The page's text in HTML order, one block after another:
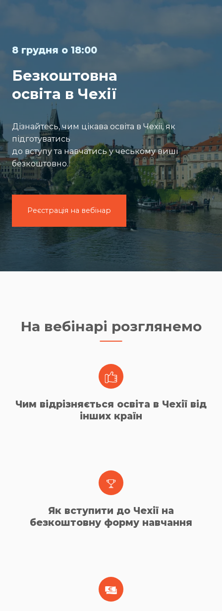
8 грудня о 18:00
Безкоштовна
освіта в Чехії
Дізнайтесь, чим цікава освіта в Чехії, як
підготуватись
до вступу та навчатись у чеському виші
безкоштовно.
Реєстрація на вебінар
На вебінарі розглянемо
Чим відрізняється освіта в Чехії від
інших країн
Як вступити до Чехії на
безкоштовну форму навчання